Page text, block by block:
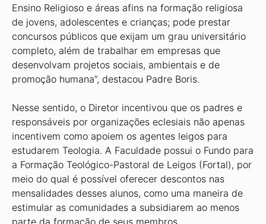
Ensino Religioso e áreas afins na formação religiosa
de jovens, adolescentes e crianças; pode prestar
concursos públicos que exijam um grau universitário
completo, além de trabalhar em empresas que
desenvolvam projetos sociais, ambientais e de
promoção humana”, destacou Padre Boris.
Nesse sentido, o Diretor incentivou que os padres e
responsáveis por organizações eclesiais não apenas
incentivem como apoiem os agentes leigos para
estudarem Teologia. A Faculdade possui o Fundo para
a Formação Teológico-Pastoral de Leigos (Fortal), por
meio do qual é possível oferecer descontos nas
mensalidades desses alunos, como uma maneira de
estimular as comunidades a subsidiarem ao menos
parte da formação de seus membros.